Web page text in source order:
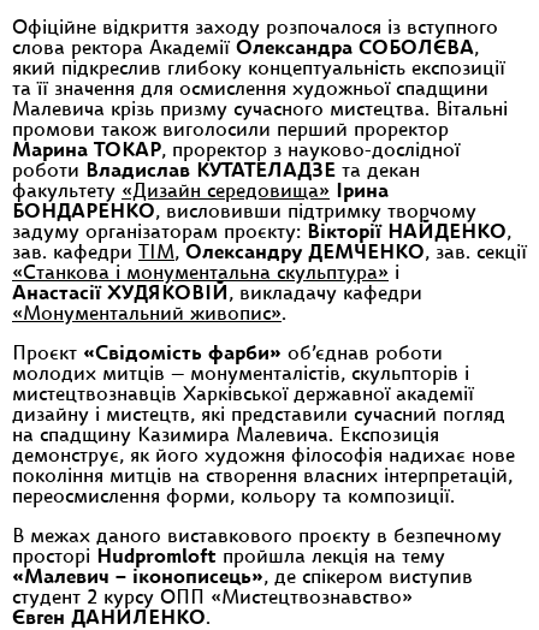
Офіційне відкриття заходу розпочалося із вступного
слова ректора Академії Олександра СОБОЛЄВА,
який підкреслив глибоку концептуальність експозиції
та її значення для осмислення художньої спадщини
Малевича крізь призму сучасного мистецтва. Вітальні
промови також виголосили перший проректор
Марина ТОКАР, проректор з науково-дослідної
роботи
Владислав КУТАТЕЛАДЗЕ та декан
факультету «Дизайн середовища»
Ірина
БОНДАРЕНКО, висловивши підтримку творчому
задуму організаторам проєкту: Вікторії НАЙДЕНКО,
зав. кафедри
ТІМ, Олександру ДЕМЧЕНКО, зав. секції
«Станкова і монументальна скульптура» і
Анастасії ХУДЯКОВІЙ , викладачу кафедри
«Монументальний живопис».
Проєкт «Свідомість фарби» об’єднав роботи
молодих митців — монументалістів, скульпторів і
мистецтвознавців Харківської державної академії
дизайну і мистецтв, які представили сучасний погляд
на спадщину Казимира Малевича. Експозиція
демонструє, як його художня філософія надихає нове
покоління митців на створення власних інтерпретацій,
переосмислення форми, кольору та композиції.
В межах даного виставкового проєкту в безпечному
просторі
Hudpromloft пройшла лекція на тему
«Малевич – іконописець», де спікером виступив
студент 2 курсу ОПП «Мистецтвознавство»
Євген ДАНИЛЕНКО.